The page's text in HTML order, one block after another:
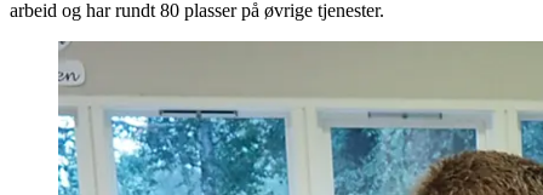
arbeid og har rundt 80 plasser på øvrige tjenester.